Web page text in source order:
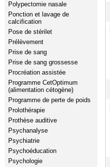
Polypectomie nasale
Ponction et lavage de
calcification
Pose de stérilet
Prélèvement
Prise de sang
Prise de sang grossesse
Procréation assistée
Programme CetOptimum
(alimentation cétogène)
Programme de perte de poids
Prolothérapie
Prothèse auditive
Psychanalyse
Psychiatrie
Psychoéducation
Psychologie